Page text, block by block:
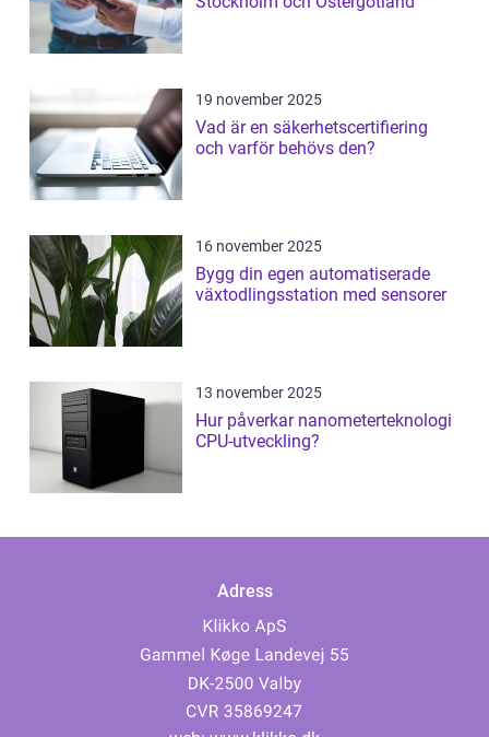
19 november 2025
Vad är en säkerhetscertifiering
och varför behövs den?
16 november 2025
Bygg din egen automatiserade
växtodlingsstation med sensorer
13 november 2025
Hur påverkar nanometerteknologi
CPU-utveckling?
Adress